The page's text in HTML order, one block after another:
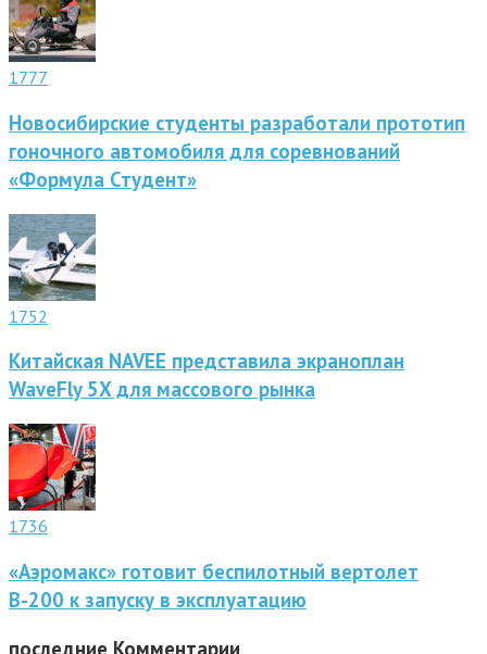
1777
Новосибирские студенты разработали прототип
гоночного автомобиля для соревнований
«Формула Студент»
1752
Китайская NAVEE представила экраноплан
WaveFly 5X для массового рынка
1736
«Аэромакс» готовит беспилотный вертолет
В-200 к запуску в эксплуатацию
последние Комментарии